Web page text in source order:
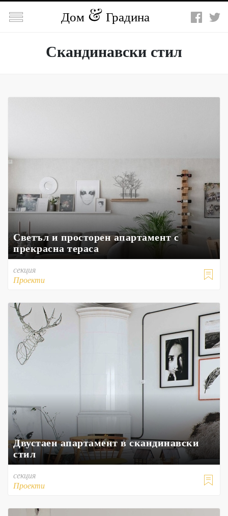
 Дом Градина
Скандинавски стил
Светъл и просторен апартамент с
прекрасна тераса

секция
Проекти
Двустаен апартамент в скандинавски
стил

секция
Проекти